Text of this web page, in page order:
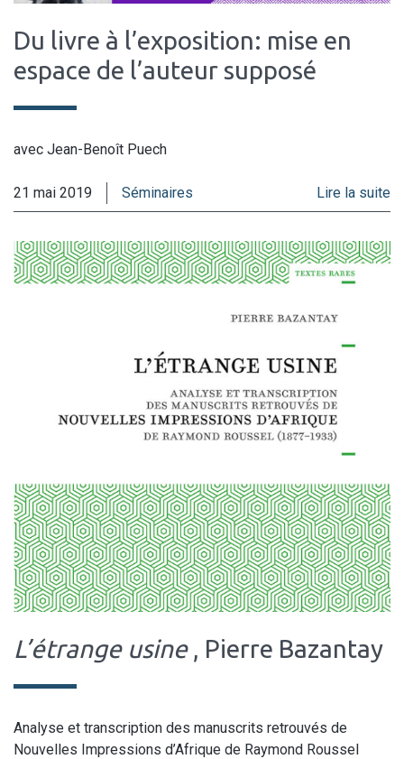
Du livre à l’exposition: mise en
espace de l’auteur supposé
avec Jean-Benoît Puech
21 mai 2019 Séminaires Lire la suite
L’étrange usine , Pierre Bazantay
Analyse et transcription des manuscrits retrouvés de
Nouvelles Impressions d’Afrique de Raymond Roussel